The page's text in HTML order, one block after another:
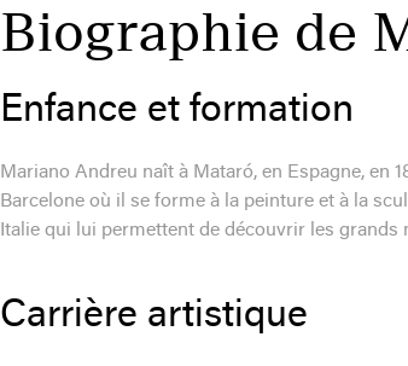
Biographie de
Enfance et formation
Mariano Andreu naît à Mataró, en Espagne, en
Barcelone où il se forme à la peinture et à la
Italie qui lui permettent de découvrir les grands
Carrière artistique